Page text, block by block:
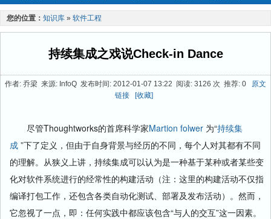
手机开发 软件工程
最新文章
您的位置： 知识库 » 软件工程
持续集成之戏说Check-in Dance
作者: 乔梁 来源: InfoQ 发布时间: 2012-01-07 13:22 阅读: 3126 次 推荐: 0 原文
链接
[收藏]
尽管Thoughtworks的首席科学家Martion folwer 为“持续集
成 ”下了定义，但由于自身背景与经历的不同，每个人对其都有不同
的理解。从狭义上讲，持续集成可以认为是一种基于某种或者某些变
化对软件系统进行的经常性的构建活动（注：这里的构建活动不仅指
编译打包工作，还包含各类自动化测试、部署及发布活动）。然而，
它忽视了一点，即：任何实践中都应该包含“与人的交互”这一因素。